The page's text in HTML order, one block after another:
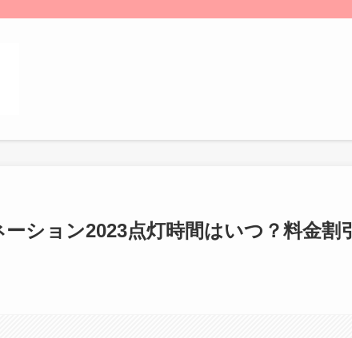
ション2023点灯時間はいつ？料金割引